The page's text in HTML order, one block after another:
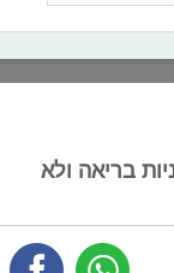
בריאה ולא